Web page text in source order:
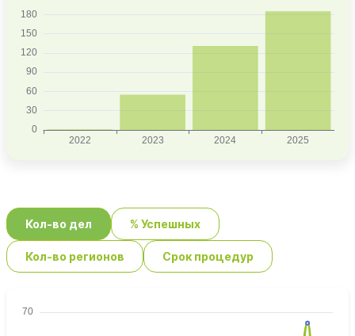
Кол-во дел % Успешных
Кол-во регионов Срок процедур